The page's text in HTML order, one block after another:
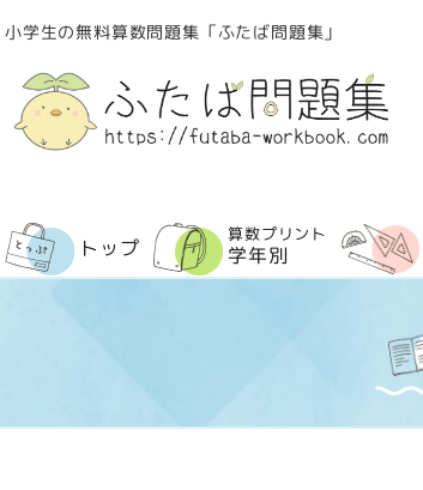
小学生の無料算数問題集「ふたば問題集」
トップ
算数プリント
学年別